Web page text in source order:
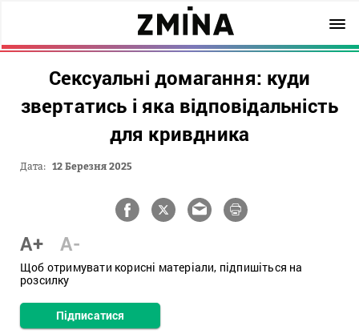
Сексуальні домагання: куди
звертатись і яка відповідальність
для кривдника
Дата: 12 Березня 2025
A+ A-
Щоб отримувати корисні матеріали, підпишіться на
розсилку
Підписатися